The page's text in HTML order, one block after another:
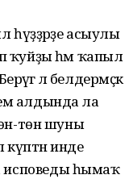
һүҙҙәрҙе асыулы
ҡуйҙы һәм ҡапыл
лә белдермәҫкә
алдында ла
төн шуны
инде
исповеды һымаҡ